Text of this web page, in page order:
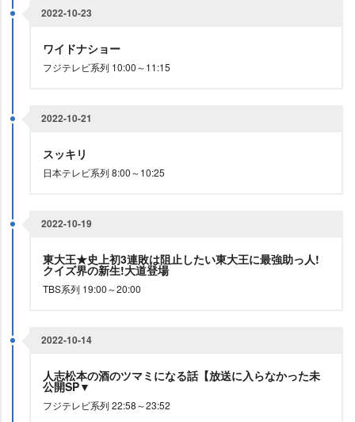
2022-10-23
ワイドナショー
フジテレビ系列 10:00～11:15
2022-10-21
スッキリ
日本テレビ系列 8:00～10:25
2022-10-19
東大王★史上初3連敗は阻止したい東大王に最強助っ人!
クイズ界の新生!大道登場
TBS系列 19:00～20:00
2022-10-14
人志松本の酒のツマミになる話【放送に入らなかった未
公開SP▼
フジテレビ系列 22:58～23:52